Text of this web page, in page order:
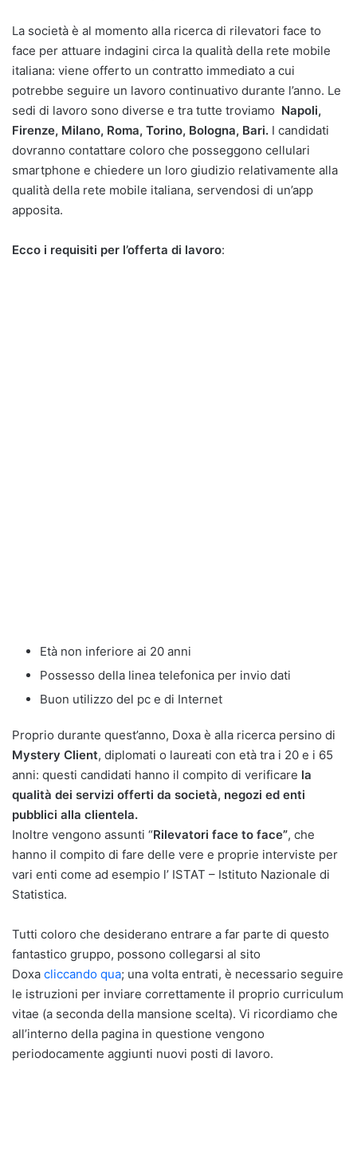
La società è al momento alla ricerca di rilevatori face to
face per attuare indagini circa la qualità della rete mobile
italiana: viene offerto un contratto immediato a cui
potrebbe seguire un lavoro continuativo durante l’anno. Le
sedi di lavoro sono diverse e tra tutte troviamo Napoli,
Firenze, Milano, Roma, Torino, Bologna, Bari. I candidati
dovranno contattare coloro che posseggono cellulari
smartphone e chiedere un loro giudizio relativamente alla
qualità della rete mobile italiana, servendosi di un’app
apposita.
Ecco i requisiti per l’offerta di lavoro:
Età non inferiore ai 20 anni
Possesso della linea telefonica per invio dati
Buon utilizzo del pc e di Internet
Proprio durante quest’anno, Doxa è alla ricerca persino di
Mystery Client, diplomati o laureati con età tra i 20 e i 65
anni: questi candidati hanno il compito di verificare la
qualità dei servizi offerti da società, negozi ed enti
pubblici alla clientela.
Inoltre vengono assunti “Rilevatori face to face”, che
hanno il compito di fare delle vere e proprie interviste per
vari enti come ad esempio l’ ISTAT – Istituto Nazionale di
Statistica.
Tutti coloro che desiderano entrare a far parte di questo
fantastico gruppo, possono collegarsi al sito
Doxa cliccando qua; una volta entrati, è necessario seguire
le istruzioni per inviare correttamente il proprio curriculum
vitae (a seconda della mansione scelta). Vi ricordiamo che
all’interno della pagina in questione vengono
periodocamente aggiunti nuovi posti di lavoro.